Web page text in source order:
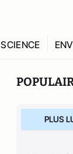
SCIENCE
PLUS